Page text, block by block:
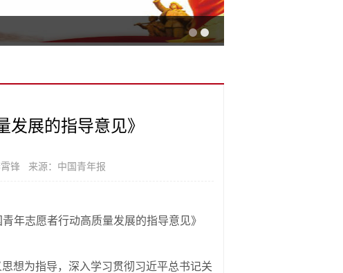
展的指导意见》
锋 来源：中国青年报
年志愿者行动高质量发展的指导意见》
想为指导，深入学习贯彻习近平总书记关